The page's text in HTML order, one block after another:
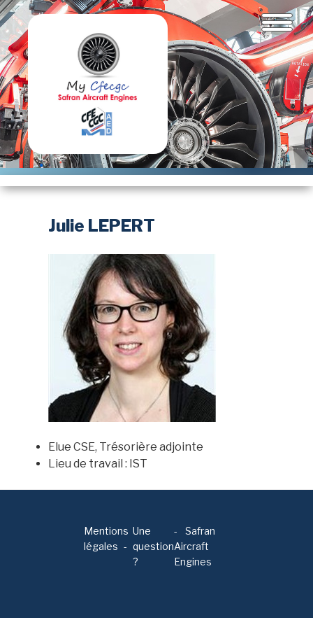
Aller
au
contenu
principal
Julie LEPERT
Elue CSE, Trésorière adjointe
Lieu de travail : IST
Mentions
légales
Une
question
?
-
Safran
Aircraft
Engines